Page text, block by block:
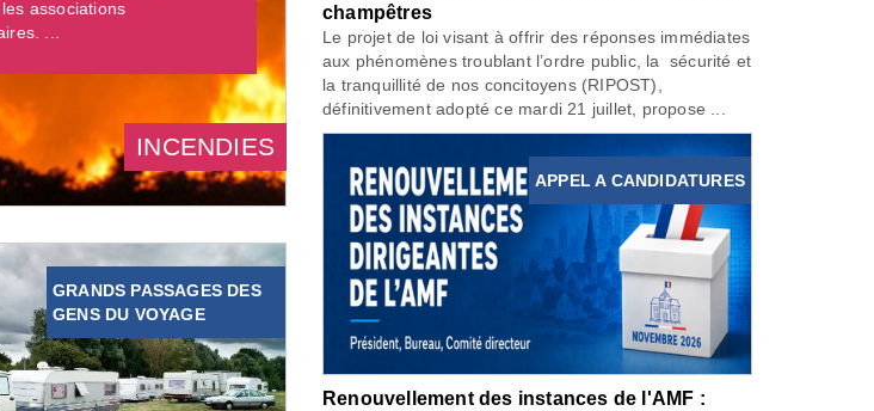
associations
...
INCENDIES
GRANDS PASSAGES DES
GENS DU VOYAGE
champêtres
Le projet de loi visant à offrir des réponses immédiates
aux phénomènes troublant l’ordre public, la sécurité et
la tranquillité de nos concitoyens (RIPOST),
définitivement adopté ce mardi 21 juillet, propose ...
APPEL A CANDIDATURES
Renouvellement des instances de l'AMF :